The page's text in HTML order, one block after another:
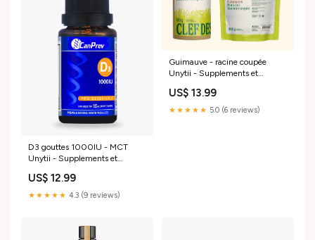
D3 gouttes 1000IU - MCT
Unytii - Supplements et
US$ 12.99
★★★★★ 4.3 (9 reviews)
Guimauve - racine coupée
Unytii - Supplements et
US$ 13.99
★★★★★ 5.0 (6 reviews)